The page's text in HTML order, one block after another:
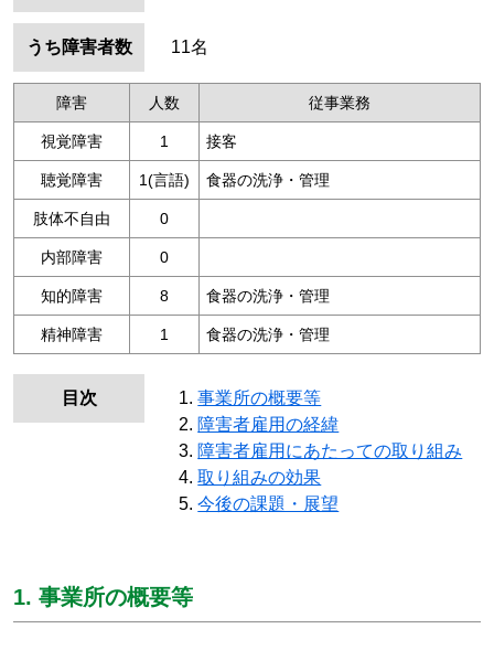
うち障害者数 11名
障害 人数 従事業務
視覚障害 1 接客
聴覚障害 1(言語) 食器の洗浄・管理
肢体不自由 0
内部障害 0
知的障害 8 食器の洗浄・管理
精神障害 1 食器の洗浄・管理
目次
事業所の概要等
障害者雇用の経緯
障害者雇用にあたっての取り組み
取り組みの効果
今後の課題・展望
1. 事業所の概要等